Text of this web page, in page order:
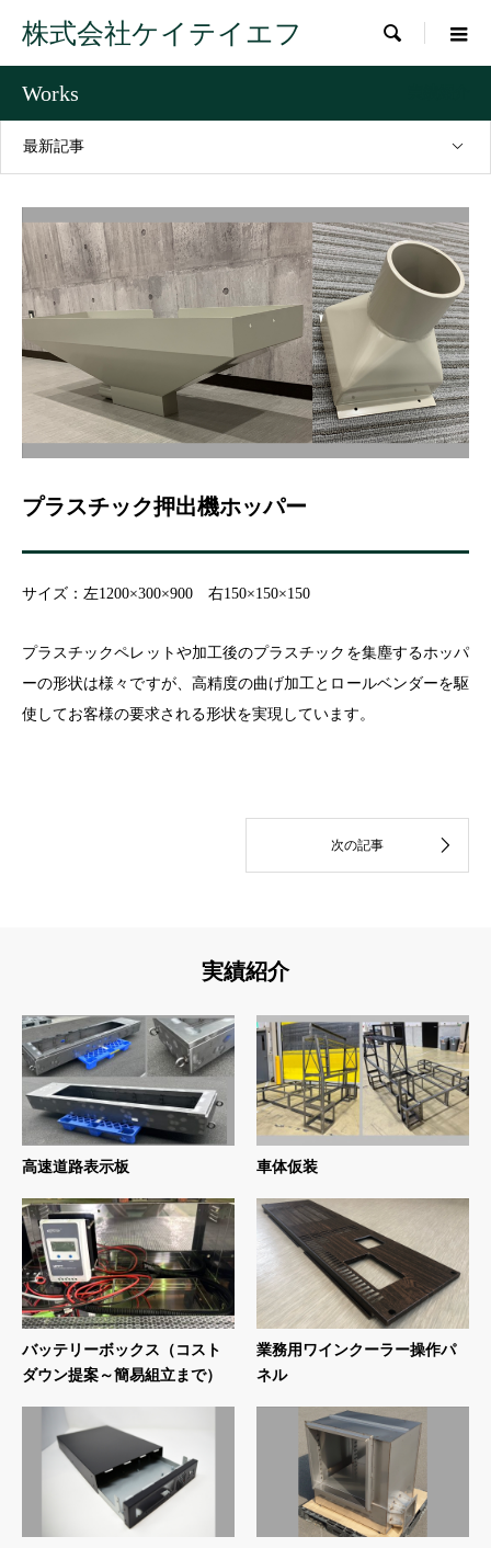
株式会社ケイテイエフ 
Works
最新記事
プラスチック押出機ホッパー
サイズ：左1200×300×900 右150×150×150
プラスチックペレットや加工後のプラスチックを集塵するホッパ
ーの形状は様々ですが、高精度の曲げ加工とロールベンダーを駆
使してお客様の要求される形状を実現しています。
実績紹介
高速道路表示板 車体仮装
バッテリーボックス（コスト
ダウン提案～簡易組立まで）
業務用ワインクーラー操作パ
ネル